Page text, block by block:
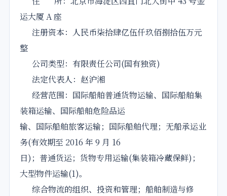
运大厦 A 座
注册资本：人民币柒拾肆亿伍仟玖佰捌拾伍万元
整
公司类型：有限责任公司(国有独资)
法定代表人：赵沪湘
经营范围：国际船舶普通货物运输、国际船舶集
装箱运输、国际船舶危险品运
输、国际船舶旅客运输；国际船舶代理；无船承运业
务(有效期至 2016 年 9 月 16
日)；普通货运；货物专用运输(集装箱冷藏保鲜)；
大型物件运输(1)。
综合物流的组织、投资和管理；船舶制造与修